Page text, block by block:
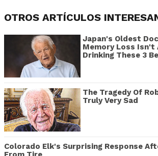
OTROS ARTÍCULOS
Japan's Oldest
Memory Loss Isn't
Drinking These 3
The Tragedy Of
Truly Very Sad
Colorado Elk's Surprising Response